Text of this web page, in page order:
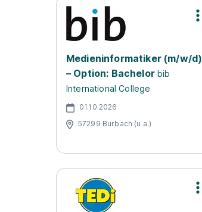
Medieninformatiker (m/w/d)
– Option: Bachelorbib
International College
01.10.2026
57299 Burbach (u.a.)